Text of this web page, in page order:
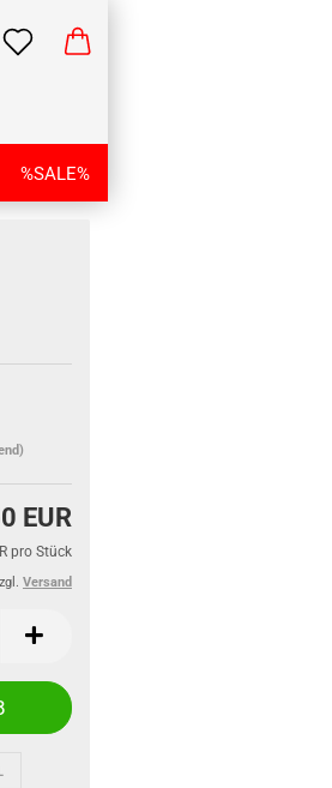
%SALE%
EUR
pro Stück
Versand